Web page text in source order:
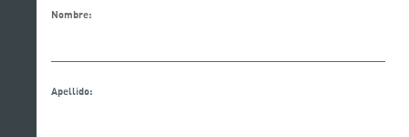
Nombre:
Apellido: